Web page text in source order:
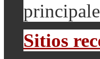
Sitios